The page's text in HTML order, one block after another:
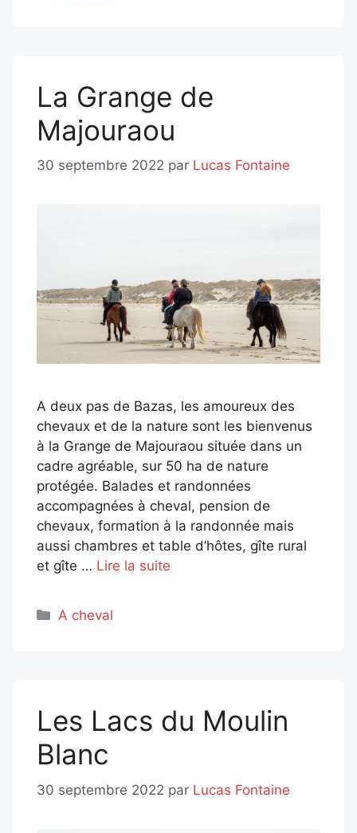
La Grange de
Majouraou
30 septembre 2022 par Lucas Fontaine
A deux pas de Bazas, les amoureux des
chevaux et de la nature sont les bienvenus
à la Grange de Majouraou située dans un
cadre agréable, sur 50 ha de nature
protégée. Balades et randonnées
accompagnées à cheval, pension de
chevaux, formation à la randonnée mais
aussi chambres et table d’hôtes, gîte rural
et gîte … Lire la suite
Catégories
A cheval
Les Lacs du Moulin
Blanc
30 septembre 2022 par Lucas Fontaine